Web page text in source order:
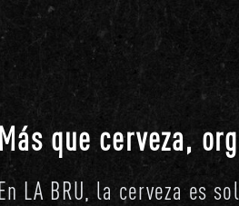
Más que cerveza,
LA BRU, la cerveza es